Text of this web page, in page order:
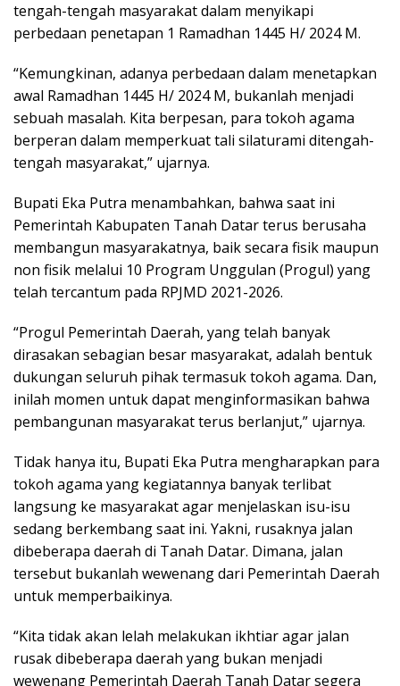
tengah-tengah masyarakat dalam menyikapi
perbedaan penetapan 1 Ramadhan 1445 H/ 2024 M.
“Kemungkinan, adanya perbedaan dalam menetapkan
awal Ramadhan 1445 H/ 2024 M, bukanlah menjadi
sebuah masalah. Kita berpesan, para tokoh agama
berperan dalam memperkuat tali silaturami ditengah-
tengah masyarakat,” ujarnya.
Bupati Eka Putra menambahkan, bahwa saat ini
Pemerintah Kabupaten Tanah Datar terus berusaha
membangun masyarakatnya, baik secara fisik maupun
non fisik melalui 10 Program Unggulan (Progul) yang
telah tercantum pada RPJMD 2021-2026.
“Progul Pemerintah Daerah, yang telah banyak
dirasakan sebagian besar masyarakat, adalah bentuk
dukungan seluruh pihak termasuk tokoh agama. Dan,
inilah momen untuk dapat menginformasikan bahwa
pembangunan masyarakat terus berlanjut,” ujarnya.
Tidak hanya itu, Bupati Eka Putra mengharapkan para
tokoh agama yang kegiatannya banyak terlibat
langsung ke masyarakat agar menjelaskan isu-isu
sedang berkembang saat ini. Yakni, rusaknya jalan
dibeberapa daerah di Tanah Datar. Dimana, jalan
tersebut bukanlah wewenang dari Pemerintah Daerah
untuk memperbaikinya.
“Kita tidak akan lelah melakukan ikhtiar agar jalan
rusak dibeberapa daerah yang bukan menjadi
wewenang Pemerintah Daerah Tanah Datar segera